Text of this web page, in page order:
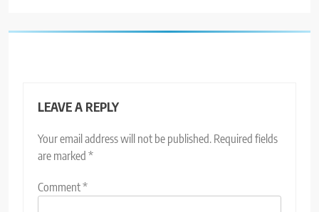
LEAVE A REPLY
Your email address will not be published. Required fields
are marked *
Comment*